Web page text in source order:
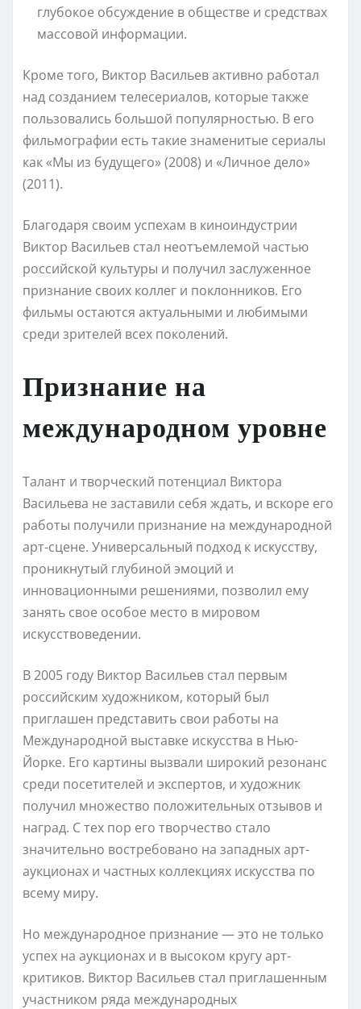
глубокое обсуждение в обществе и средствах
массовой информации.
Кроме того, Виктор Васильев активно работал
над созданием телесериалов, которые также
пользовались большой популярностью. В его
фильмографии есть такие знаменитые сериалы
как «Мы из будущего» (2008) и «Личное дело»
(2011).
Благодаря своим успехам в киноиндустрии
Виктор Васильев стал неотъемлемой частью
российской культуры и получил заслуженное
признание своих коллег и поклонников. Его
фильмы остаются актуальными и любимыми
среди зрителей всех поколений.
Признание на
международном уровне
Талант и творческий потенциал Виктора
Васильева не заставили себя ждать, и вскоре его
работы получили признание на международной
арт-сцене. Универсальный подход к искусству,
проникнутый глубиной эмоций и
инновационными решениями, позволил ему
занять свое особое место в мировом
искусствоведении.
В 2005 году Виктор Васильев стал первым
российским художником, который был
приглашен представить свои работы на
Международной выставке искусства в Нью-
Йорке. Его картины вызвали широкий резонанс
среди посетителей и экспертов, и художник
получил множество положительных отзывов и
наград. С тех пор его творчество стало
значительно востребовано на западных арт-
аукционах и частных коллекциях искусства по
всему миру.
Но международное признание — это не только
успех на аукционах и в высоком кругу арт-
критиков. Виктор Васильев стал приглашенным
участником ряда международных